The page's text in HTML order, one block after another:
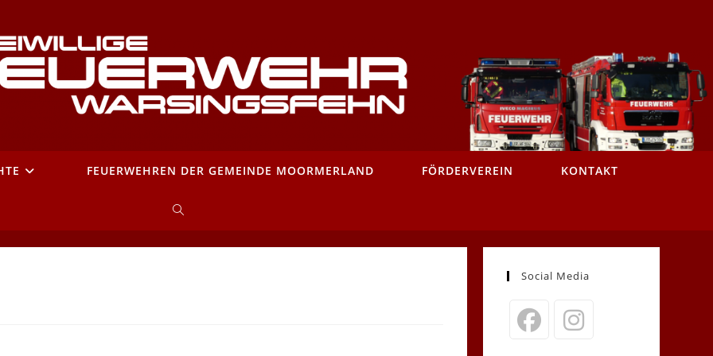
FEUERWEHREN DER GEMEINDE MOORMERLAND FÖRDERVEREIN KONTAKT
WEBSITE-
SUCHE
Social Media